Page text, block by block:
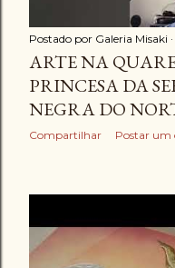
Postado por Galeria Misaki
ARTE NA
PRINCESA DA
NEGRA DO
Compartilhar Postar um